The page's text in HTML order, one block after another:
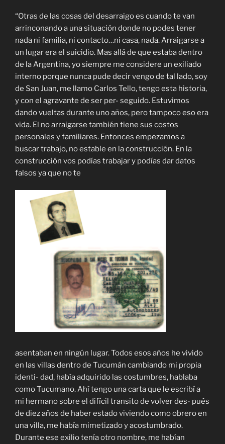
“Otras de las cosas del desarraigo es cuando te van
arrinconando a una situación donde no podes tener
nada ni familia, ni contacto…ni casa, nada. Arraigarse a
un lugar era el suicidio. Mas allá de que estaba dentro
de la Argentina, yo siempre me considere un exiliado
interno porque nunca pude decir vengo de tal lado, soy
de San Juan, me llamo Carlos Tello, tengo esta historia,
y con el agravante de ser per- seguido. Estuvimos
dando vueltas durante uno años, pero tampoco eso era
vida. El no arraigarse también tiene sus costos
personales y familiares. Entonces empezamos a
buscar trabajo, no estable en la construcción. En la
construcción vos podías trabajar y podías dar datos
falsos ya que no te
asentaban en ningún lugar. Todos esos años he vivido
en las villas dentro de Tucumán cambiando mi propia
identi- dad, había adquirido las costumbres, hablaba
como Tucumano. Ahí tengo una carta que le escribí a
mi hermano sobre el difícil transito de volver des- pués
de diez años de haber estado viviendo como obrero en
una villa, me había mimetizado y acostumbrado.
Durante ese exilio tenía otro nombre, me habían